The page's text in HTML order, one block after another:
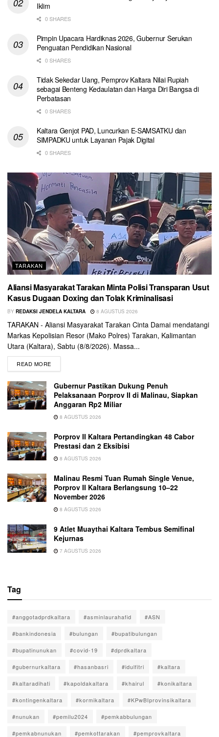
Iklim
0 SHARES
Pimpin Upacara Hardiknas 2026, Gubernur Serukan
Penguatan Pendidikan Nasional
0 SHARES
Tidak Sekedar Uang, Pemprov Kaltara Nilai Rupiah
sebagai Benteng Kedaulatan dan Harga Diri Bangsa di
Perbatasan
0 SHARES
Kaltara Genjot PAD, Luncurkan E-SAMSATKU dan
SIMPADKU untuk Layanan Pajak Digital
0 SHARES
TARAKAN
Aliansi Masyarakat Tarakan Minta Polisi Transparan Usut
Kasus Dugaan Doxing dan Tolak Kriminalisasi
BY REDAKSI JENDELA KALTARA 8 AGUSTUS 2026
TARAKAN - Aliansi Masyarakat Tarakan Cinta Damai mendatangi
Markas Kepolisian Resor (Mako Polres) Tarakan, Kalimantan
Utara (Kaltara), Sabtu (8/8/2026). Massa...
READ MORE
Gubernur Pastikan Dukung Penuh
Pelaksanaan Porprov II di Malinau, Siapkan
Anggaran Rp2 Miliar
8 AGUSTUS 2026
Porprov II Kaltara Pertandingkan 48 Cabor
Prestasi dan 2 Eksibisi
8 AGUSTUS 2026
Malinau Resmi Tuan Rumah Single Venue,
Porprov II Kaltara Berlangsung 10–22
November 2026
8 AGUSTUS 2026
9 Atlet Muaythai Kaltara Tembus Semifinal
Kejurnas
7 AGUSTUS 2026
Tag
#anggotadprdkaltara #asminlaurahafid #ASN
#bankindonesia #bulungan #bupatibulungan
#bupatinunukan #covid-19 #dprdkaltara
#gubernurkaltara #hasanbasri #idulfitri #kaltara
#kaltaradihati #kapoldakaltara #khairul #konikaltara
#kontingenkaltara #kormikaltara #KPwBIprovinsikaltara
#nunukan #pemilu2024 #pemkabbulungan
#pemkabnunukan #pemkottarakan #pemprovkaltara